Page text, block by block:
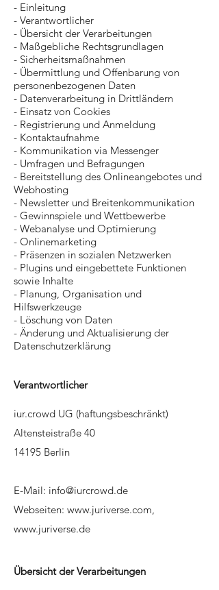
- Einleitung
- Verantwortlicher
- Übersicht der Verarbeitungen
- Maßgebliche Rechtsgrundlagen
- Sicherheitsmaßnahmen
- Übermittlung und Offenbarung von
personenbezogenen Daten
- Datenverarbeitung in Drittländern
- Einsatz von Cookies
- Registrierung und Anmeldung
- Kontaktaufnahme
- Kommunikation via Messenger
- Umfragen und Befragungen
- Bereitstellung des Onlineangebotes und
Webhosting
- Newsletter und Breitenkommunikation
- Gewinnspiele und Wettbewerbe
- Webanalyse und Optimierung
- Onlinemarketing
- Präsenzen in sozialen Netzwerken
- Plugins und eingebettete Funktionen
sowie Inhalte
- Planung, Organisation und
Hilfswerkzeuge
- Löschung von Daten
- Änderung und Aktualisierung der
Datenschutzerklärung
Verantwortlicher
iur.crowd UG (haftungsbeschränkt)
Altensteistraße 40
14195 Berlin
E-Mail: info@iurcrowd.de
Webseiten: www.juriverse.com,
www.juriverse.de
Übersicht der Verarbeitungen